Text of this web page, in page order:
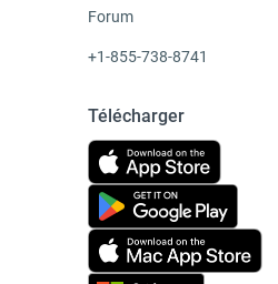
Forum
+1-855-738-8741
Télécharger